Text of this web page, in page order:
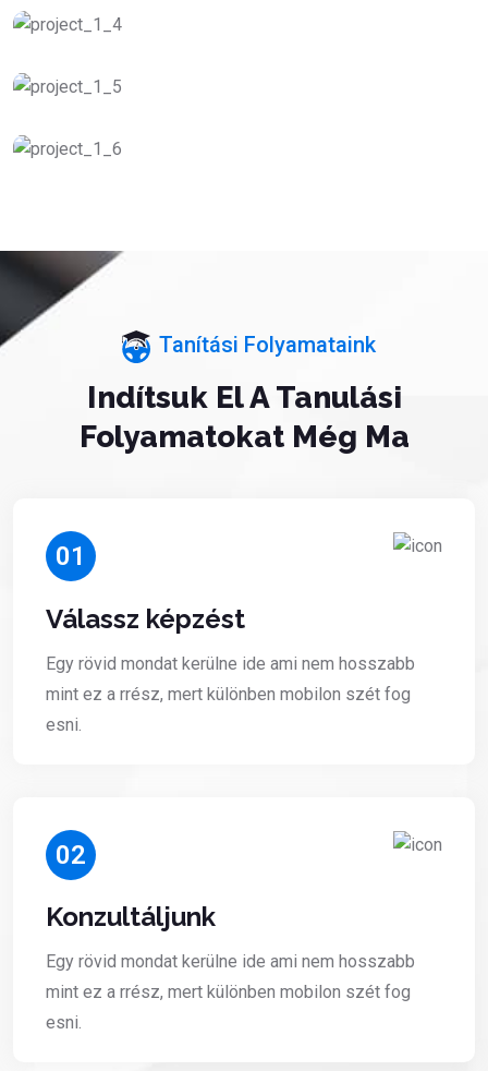
Tanítási Folyamataink
Indítsuk El A Tanulási
Folyamatokat Még Ma
01
Válassz képzést
Egy rövid mondat kerülne ide ami nem hosszabb
mint ez a rrész, mert különben mobilon szét fog
esni.
02
Konzultáljunk
Egy rövid mondat kerülne ide ami nem hosszabb
mint ez a rrész, mert különben mobilon szét fog
esni.